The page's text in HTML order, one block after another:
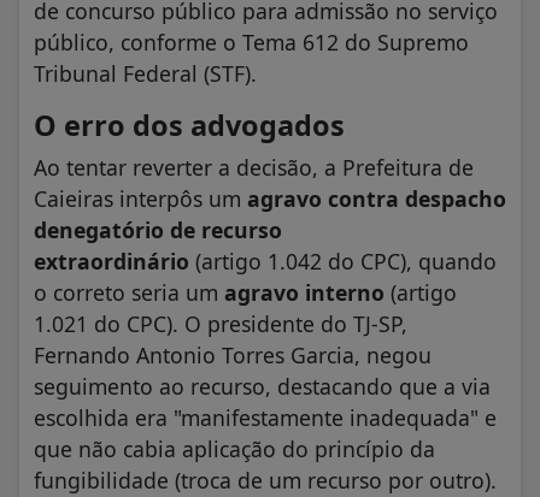
de concurso público para admissão no serviço
público, conforme o Tema 612 do Supremo
Tribunal Federal (STF).
O erro dos advogados
Ao tentar reverter a decisão, a Prefeitura de
Caieiras interpôs um agravo contra despacho
denegatório de recurso
extraordinário (artigo 1.042 do CPC), quando
o correto seria um agravo interno (artigo
1.021 do CPC). O presidente do TJ-SP,
Fernando Antonio Torres Garcia, negou
seguimento ao recurso, destacando que a via
escolhida era "manifestamente inadequada" e
que não cabia aplicação do princípio da
fungibilidade (troca de um recurso por outro).